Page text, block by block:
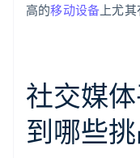
高的移动设备 上尤其
社交媒
到哪些挑